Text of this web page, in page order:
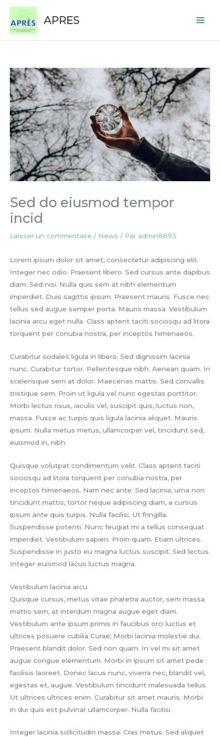
Aller
contenu
APRES
Sed do eiusmod tempor
incid
Laisser un commentaire / News / Par admin6693
Lorem ipsum dolor sit amet, consectetur adipiscing elit.
Integer nec odio. Praesent libero. Sed cursus ante dapibus
diam. Sed nisi. Nulla quis sem at nibh elementum
imperdiet. Duis sagittis ipsum. Praesent mauris. Fusce nec
tellus sed augue semper porta. Mauris massa. Vestibulum
lacinia arcu eget nulla. Class aptent taciti sociosqu ad litora
torquent per conubia nostra, per inceptos himenaeos.
Curabitur sodales ligula in libero. Sed dignissim lacinia
nunc. Curabitur tortor. Pellentesque nibh. Aenean quam. In
scelerisque sem at dolor. Maecenas mattis. Sed convallis
tristique sem. Proin ut ligula vel nunc egestas porttitor.
Morbi lectus risus, iaculis vel, suscipit quis, luctus non,
massa. Fusce ac turpis quis ligula lacinia aliquet. Mauris
ipsum. Nulla metus metus, ullamcorper vel, tincidunt sed,
euismod in, nibh.
Quisque volutpat condimentum velit. Class aptent taciti
sociosqu ad litora torquent per conubia nostra, per
inceptos himenaeos. Nam nec ante. Sed lacinia, urna non
tincidunt mattis, tortor neque adipiscing diam, a cursus
ipsum ante quis turpis. Nulla facilisi. Ut fringilla.
Suspendisse potenti. Nunc feugiat mi a tellus consequat
imperdiet. Vestibulum sapien. Proin quam. Etiam ultrices.
Suspendisse in justo eu magna luctus suscipit. Sed lectus.
Integer euismod lacus luctus magna.
Vestibulum lacinia arcu
Quisque cursus, metus vitae pharetra auctor, sem massa
mattis sem, at interdum magna augue eget diam.
Vestibulum ante ipsum primis in faucibus orci luctus et
ultrices posuere cubilia Curae; Morbi lacinia molestie dui.
Praesent blandit dolor. Sed non quam. In vel mi sit amet
augue congue elementum. Morbi in ipsum sit amet pede
facilisis laoreet. Donec lacus nunc, viverra nec, blandit vel,
egestas et, augue. Vestibulum tincidunt malesuada tellus.
Ut ultrices ultrices enim. Curabitur sit amet mauris. Morbi
in dui quis est pulvinar ullamcorper. Nulla facilisi.
Integer lacinia sollicitudin massa. Cras metus. Sed aliquet